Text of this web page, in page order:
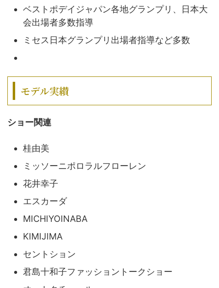
ベストポデイジャパン各地グランプリ、日本大
会出場者多数指導
ミセス日本グランプリ出場者指導など多数
モデル実纉
ショー関連
桂由美
ミッソーニポロラルフローレン
花井幸子
エスカーダ
MICHIYOINABA
KIMIJIMA
セントション
君島十和子ファッショントークショー